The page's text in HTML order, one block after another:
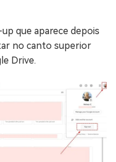
que aparece depois
no canto superior
Drive.